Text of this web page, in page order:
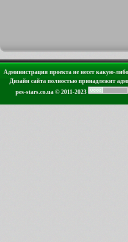
Администрация проекта не несет какую-
Дизайн сайта полностью принадлежит
pes-stars.co.ua © 2011-2023